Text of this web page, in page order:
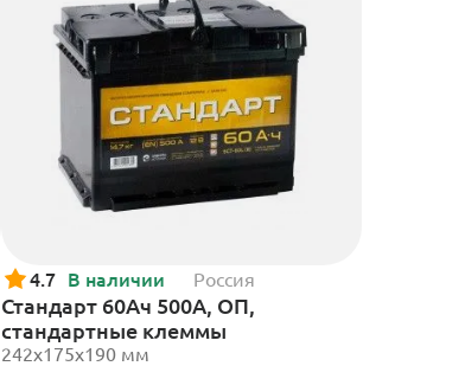
4.7 В наличии Россия
Стандарт 60Ач 500А, ОП,
стандартные клеммы
242x175x190 мм